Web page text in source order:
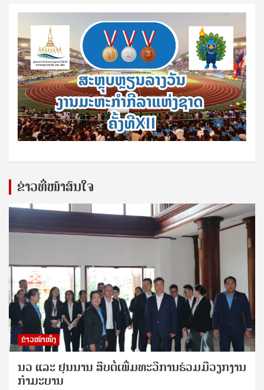
ຂ່າວທີ່ໜ້າສົນໃຈ
ຂ່າວໜ້າໜຶ່ງ
ນວ ແລະ ຢຸນນານ ສືບຕໍ່ເພີ່ມທະວີການຮ່ວມມືວຽກງານ
ກຳມະບານ